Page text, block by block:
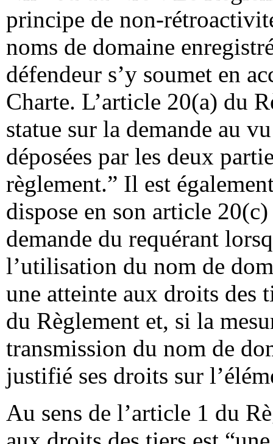
principe de non-
noms de domaine
défendeur s’y soumet en
Charte. L’article 20(a) du
statue sur la demande au
déposées par les deux
règlement.” Il est
dispose en son article
demande du requérant
l’utilisation du nom de
une atteinte aux droits des
du Règlement et, si la
transmission du nom de
justifié ses droits sur
Au sens de l’article 1 du